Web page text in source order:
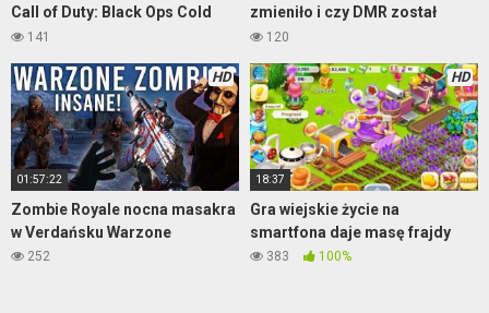
Call of Duty: Black Ops Cold
War141
zmieniło i czy DMR został
znerfiony?
120
HD
01:57:22
Zombie Royale nocna masakra
w Verdańsku Warzone
252
HD
18:37
Gra wiejskie życie na
smartfona daje masę frajdy
383 100%